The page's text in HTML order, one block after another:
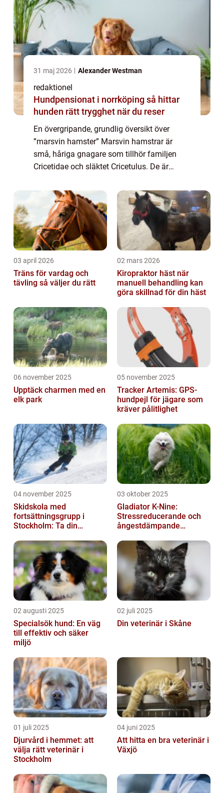
31 maj 2026 Alexander Westman
redaktionel
Hundpensionat i norrköping så hittar
hunden rätt trygghet när du reser
En övergripande, grundlig översikt över
”marsvin hamster” Marsvin hamstrar är
små, håriga gnagare som tillhör familjen
Cricetidae och släktet Cricetulus. De är
vilket gör dem till populära sällsk...
03 april 2026
Träns för vardag och
tävling så väljer du rätt
02 mars 2026
Kiropraktor häst när
manuell behandling kan
göra skillnad för din häst
06 november 2025
Upptäck charmen med en
elk park
05 november 2025
Tracker Artemis: GPS-
hundpejl för jägare som
kräver pålitlighet
04 november 2025
Skidskola med
fortsättningsgrupp i
Stockholm: Ta din
03 oktober 2025
Gladiator K-Nine:
Stressreducerande och
ångestdämpande
02 augusti 2025
Specialsök hund: En väg
till effektiv och säker
miljö
02 juli 2025
Din veterinär i Skåne
01 juli 2025
Djurvård i hemmet: att
välja rätt veterinär i
Stockholm
04 juni 2025
Att hitta en bra veterinär i
Växjö